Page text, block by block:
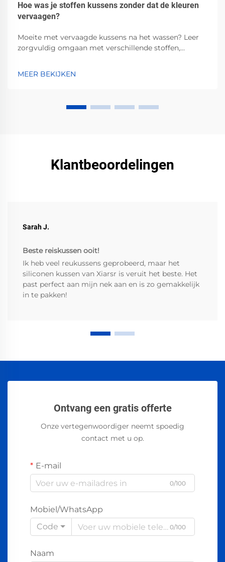
Hoe was je stoffen kussens zonder dat de kleuren
vervaagen?
Moeite met vervaagde kussens na het wassen? Leer
zorgvuldig omgaan met verschillende stoffen,
Behoud de levendige kleuren — lees nu.
MEER BEKIJKEN
Klantbeoordelingen
Sarah J.
Beste reiskussen ooit!
Ik heb veel reukussens geprobeerd, maar het
siliconen kussen van Xiarsr is veruit het beste. Het
past perfect aan mijn nek aan en is zo gemakkelijk
in te pakken!
Ontvang een gratis offerte
Onze vertegenwoordiger neemt spoedig
contact met u op.
E-mail
0/100
Mobiel/WhatsApp
Code
0/100
Naam